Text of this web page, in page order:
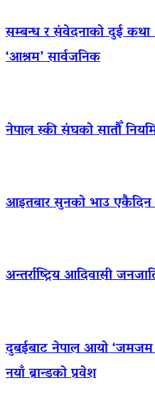
सम्बन्ध र संवेदनाको दुई कथा
‘आश्रम’ सार्वजनिक
नेपाल स्की संघको सातौँ
आइतबार सुनको भाउ एकैदिन
अन्तर्राष्ट्रिय आदिवासी
दुबईबाट नेपाल आयो ‘जमजम
नयाँ ब्रान्डको प्रवेश